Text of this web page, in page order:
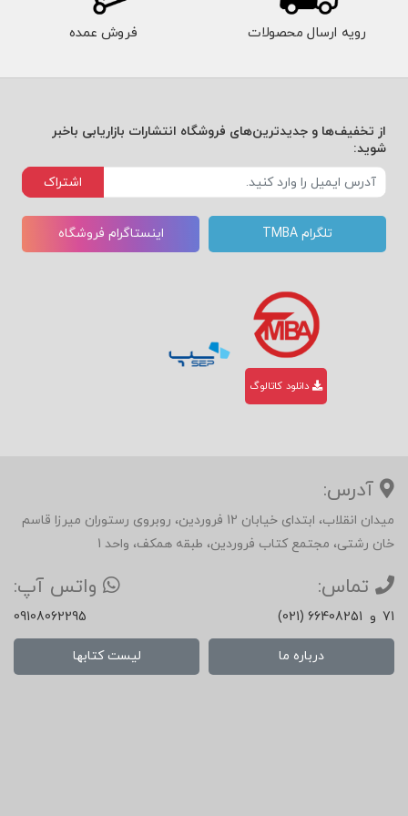
رویه ارسال محصولات فروش عمده
از تخفیف‌ها و جدیدترین‌های فروشگاه انتشارات بازاریابی باخبر
شوید:
اشتراک
تلگرام TMBA اینستاگرام فروشگاه
دانلود کاتالوگ
آدرس:
میدان انقلاب، ابتدای خیابان 12 فروردین، روبروی رستوران میرزا قاسم
خان رشتی، مجتمع کتاب فروردین، طبقه همکف، واحد 1
تماس:
(021) 66408251 و 71
واتس آپ:
09108062295
درباره ما لیست کتابها